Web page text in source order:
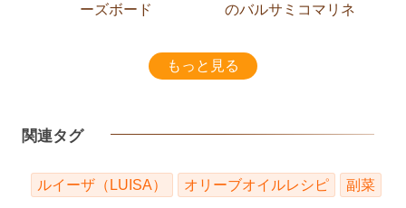
ーズボード
のバルサミコマリネ
もっと見る
関連タグ
ルイーザ（LUISA） オリーブオイルレシピ 副菜